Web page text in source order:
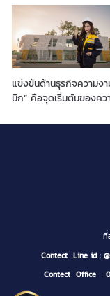
แข่งขันด้านธุรกิจความง
นิก” คือจุดเริ่มต้นของคว
ที่อยู่บริษัท 125
Contect Line id :
Contect Office :